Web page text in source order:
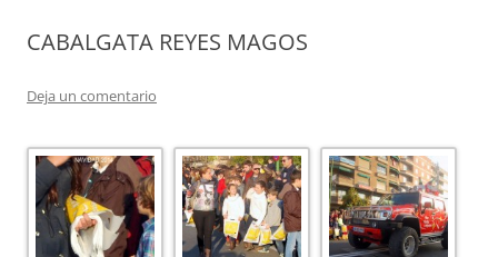
CABALGATA REYES MAGOS
Deja un comentario